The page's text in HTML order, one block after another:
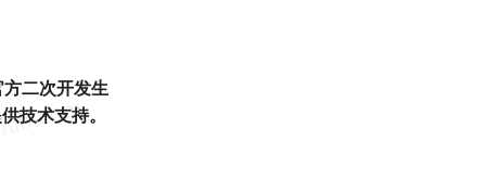
二次开发生
技术支持。